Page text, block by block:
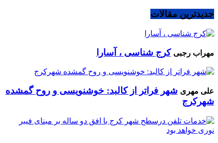
جدیدترین مقالات
مهراب رجبی کرج شناسی ، آسارا
علی مهری شهر فراتر از کالبد: خوشنویسی و روح گمشده
شهرکرج